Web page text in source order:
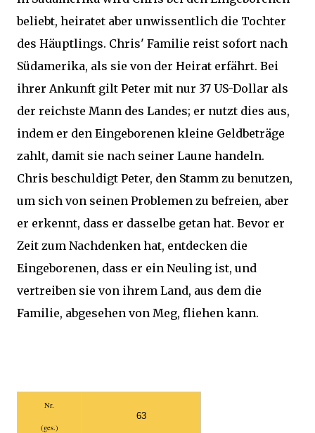
beliebt, heiratet aber unwissentlich die Tochter
des Häuptlings. Chris' Familie reist sofort nach
Südamerika, als sie von der Heirat erfährt. Bei
ihrer Ankunft gilt Peter mit nur 37 US-Dollar als
der reichste Mann des Landes; er nutzt dies aus,
indem er den Eingeborenen kleine Geldbeträge
zahlt, damit sie nach seiner Laune handeln.
Chris beschuldigt Peter, den Stamm zu benutzen,
um sich von seinen Problemen zu befreien, aber
er erkennt, dass er dasselbe getan hat. Bevor er
Zeit zum Nachdenken hat, entdecken die
Eingeborenen, dass er ein Neuling ist, und
vertreiben sie von ihrem Land, aus dem die
Familie, abgesehen von Meg, fliehen kann.
Nr.
(ges.)
63